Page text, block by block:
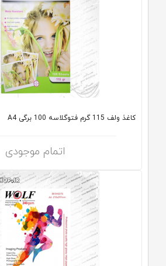
کاغذ ولف 115 گرم فتوگلاسه 100 برگی A4
اتمام موجودی